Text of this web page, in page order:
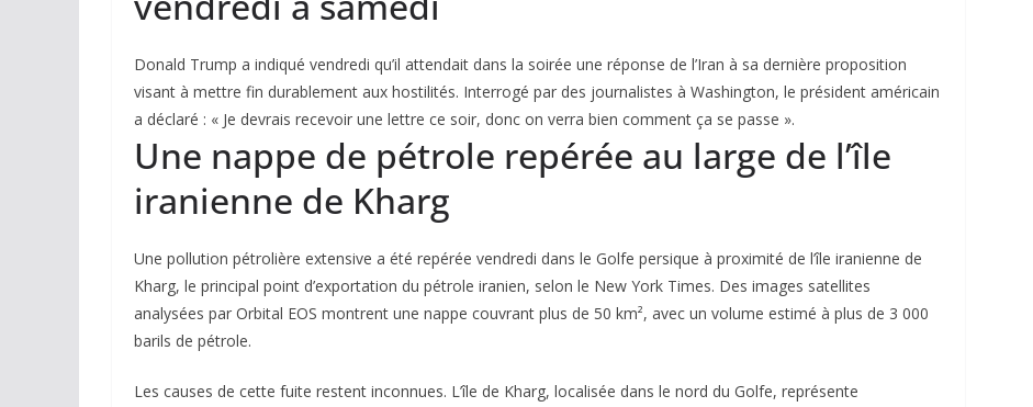
Donald Trump a indiqué vendredi qu’il attendait dans la soirée une réponse de l’Iran à sa dernière proposition
visant à mettre fin durablement aux hostilités. Interrogé par des journalistes à Washington, le président américain
a déclaré : « Je devrais recevoir une lettre ce soir, donc on verra bien comment ça se passe ».
Une nappe de pétrole repérée au large de l’île
iranienne de Kharg
Une pollution pétrolière extensive a été repérée vendredi dans le Golfe persique à proximité de l’île iranienne de
Kharg, le principal point d’exportation du pétrole iranien, selon le New York Times. Des images satellites
analysées par Orbital EOS montrent une nappe couvrant plus de 50 km², avec un volume estimé à plus de 3 000
barils de pétrole.
Les causes de cette fuite restent inconnues. L’île de Kharg, localisée dans le nord du Golfe, représente